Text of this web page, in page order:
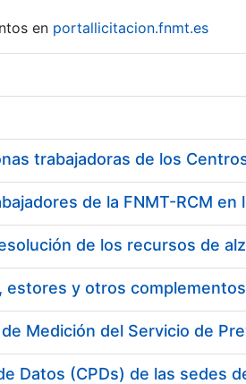
en portallicitacion.fnmt.es
estores y otros complementos